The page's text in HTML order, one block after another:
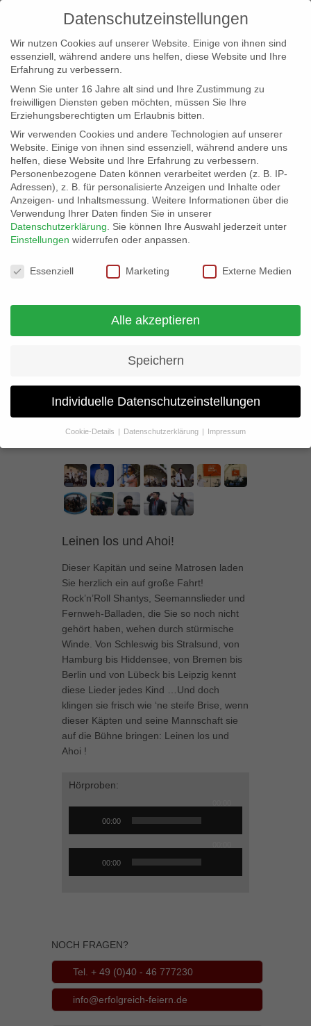
info@erfolgreich-events.de
+4940 46 777 230
Seemannslieder und
Fernweh-Balladen
Leinen los und Ahoi!
Dieser Kapitän und seine Matrosen laden
Sie herzlich ein auf große Fahrt!
Rock’n’Roll Shantys, Seemannslieder und
Fernweh-Balladen, die Sie so noch nicht
gehört haben, wehen durch stürmische
Winde. Von Schleswig bis Stralsund, von
Hamburg bis Hiddensee, von Bremen bis
Berlin und von Lübeck bis Leipzig kennt
diese Lieder jedes Kind …Und doch
klingen sie frisch wie ‘ne steife Brise, wenn
dieser Käpten und seine Mannschaft sie
auf die Bühne bringen: Leinen los und
Ahoi !
Hörproben:
Audio-
00:00
00:00
NOCH FRAGEN?
Tel. + 49 (0)40 - 46 777230
info@erfolgreich-feiern.de
Datenschutzeinstellungen
Wir nutzen Cookies auf unserer Website. Einige von ihnen sind
essenziell, während andere uns helfen, diese Website und Ihre
Erfahrung zu verbessern.
Wenn Sie unter 16 Jahre alt sind und Ihre Zustimmung zu
freiwilligen Diensten geben möchten, müssen Sie Ihre
Erziehungsberechtigten um Erlaubnis bitten.
Wir verwenden Cookies und andere Technologien auf unserer
Website. Einige von ihnen sind essenziell, während andere uns
helfen, diese Website und Ihre Erfahrung zu verbessern.
Personenbezogene Daten können verarbeitet werden (z. B. IP-
Adressen), z. B. für personalisierte Anzeigen und Inhalte oder
Anzeigen- und Inhaltsmessung. Weitere Informationen über die
Verwendung Ihrer Daten finden Sie in unserer
Datenschutzerklärung
Sie können Ihre Auswahl jederzeit unter
Einstellungen widerrufen oder anpassen.
Datenschutzeinstellungen
Essenziell Marketing Externe Medien
Alle akzeptieren
Speichern
Individuelle Datenschutzeinstellungen
Cookie-Details Datenschutzerklärung Impressum
Datenschutzeinstellungen
Wenn Sie unter 16 Jahre alt sind und Ihre Zustimmung zu
freiwilligen Diensten geben möchten, müssen Sie Ihre
Erziehungsberechtigten um Erlaubnis bitten.
Wir verwenden Cookies und andere Technologien auf unserer
helfen, diese Website und Ihre Erfahrung zu verbessern.
Adressen), z. B. für personalisierte Anzeigen und Inhalte oder
Anzeigen- und Inhaltsmessung. Weitere Informationen über die
Verwendung Ihrer Daten finden Sie in unserer
Datenschutzerklärung.
Hier finden Sie eine Übersicht über alle verwendeten Cookies. Sie
können Ihre Einwilligung zu ganzen Kategorien geben oder sich
weitere Informationen anzeigen lassen und so nur bestimmte
Cookies auswählen.
Alle akzeptieren Speichern
Zurück
Datenschutzeinstellungen
Essenziell (1)
die einwandfreie Funktion der Website erforderlich.
um personalisierte Werbung anzuzeigen. Sie tun dies, indem sie
Besucher über Websites hinweg verfolgen.
Inhalte von Videoplattformen und Social-Media-Plattformen werden
standardmäßig blockiert. Wenn Cookies von externen Medien akzeptiert
werden, bedarf der Zugriff auf diese Inhalte keiner manuellen Einwilligung
Cookie-Informationen anzeigen